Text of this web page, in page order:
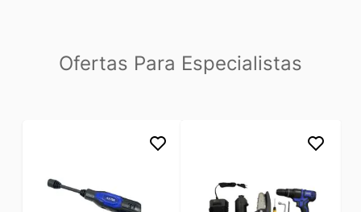
Ofertas Para Especialistas